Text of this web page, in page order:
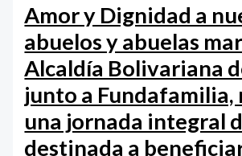
Amor y Dignidad a
abuelos y abuelas
Alcaldía Bolivariana
junto a Fundafamilia,
una jornada integral
destinada a